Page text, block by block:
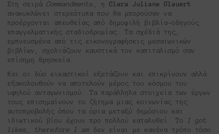
Στη σειρά Commandments , η Clara Juliane Glauert
ανακυκλώνει στερεότυπα που θα μπορούσαν να
προέρχονται απευθείας από δημοφιλή βιβλία-οδηγούς
επαγγελματικής σταδιοδρομίας. Τα σχέδιά της,
εμπνευσμένα από τις εικονογραφήσεις μεσαιωνικών
βιβλίων, σχολιάζουν καυστικά τον καπιταλισμό σαν
επίσημη θρησκεία.
Και οι δύο εικαστικοί εξετάζουν και επικρίνουν αλλά
εξακολουθούν να αποτελούν μέρος του κόσμου του
υψηλού ανταγωνισμού. Τα παράλληλα στοιχεία των έργων
τους επισημαίνουν το ζήτημα μιας κοινωνίας της
αυτοπροβολής όπου τα όρια μεταξύ δημόσιου και
ιδιωτικού βίου έχουν προ πολλού καταλυθεί. Το I got
likes, therefore I am δεν είναι με κανένα τρόπο τόσο